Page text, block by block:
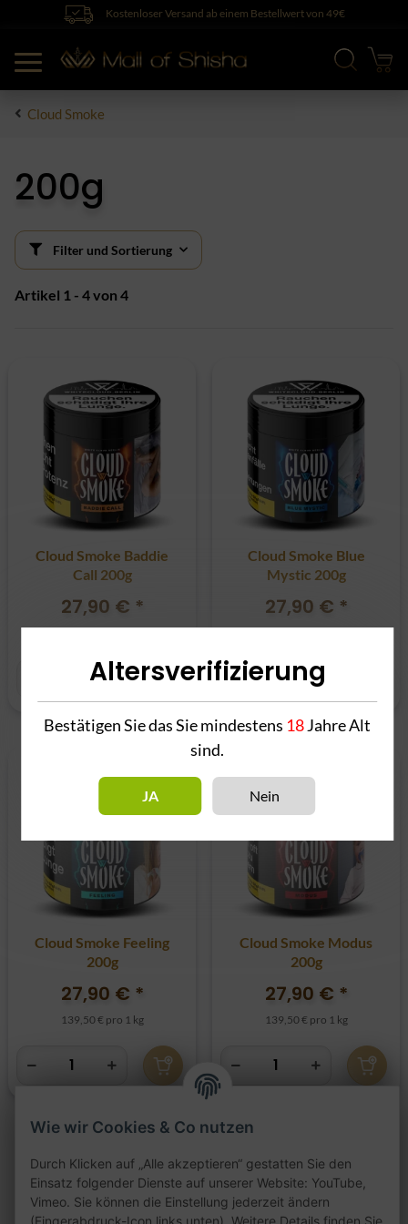
Kostenloser Versand ab einem Bestellwert von 49€
Cloud Smoke
200g
Filter und Sortierung
Artikel 1 - 4 von 4
Cloud Smoke Baddie
Call 200g
27,90 € *
Cloud Smoke Blue
Mystic 200g
27,90 € *
Cloud Smoke Feeling
200g
27,90 € *
139,50 € pro 1 kg
Cloud Smoke Modus
200g
27,90 € *
139,50 € pro 1 kg
Artikel 1 - 4 von 4
Wie wir Cookies & Co nutzen
Durch Klicken auf „Alle akzeptieren“ gestatten Sie den
Einsatz folgender Dienste auf unserer Website: YouTube,
Vimeo. Sie können die Einstellung jederzeit ändern
Altersverifizierung
Bestätigen Sie das Sie mindestens 18Jahre Alt
sind.
JA Nein